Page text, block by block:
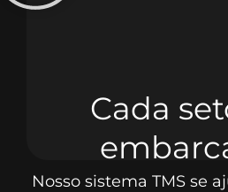
Cada
Nosso sistema TMS se